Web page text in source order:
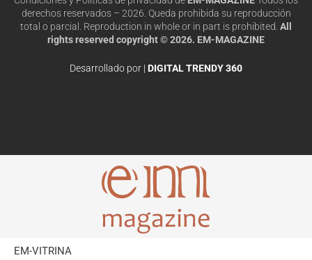
derechos reservados – 2026. Queda prohibida su reproducción
total o parcial. Reproduction in whole or in part is prohibited. All
rights reserved copyright © 2026. EM-MAGAZINE
Desarrollado por | DIGITAL TRENDY 360
EM-VITRINA